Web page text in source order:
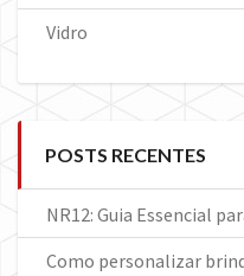
Vidro
POSTS RECENTES
NR12: Guia Essencial
Como personalizar